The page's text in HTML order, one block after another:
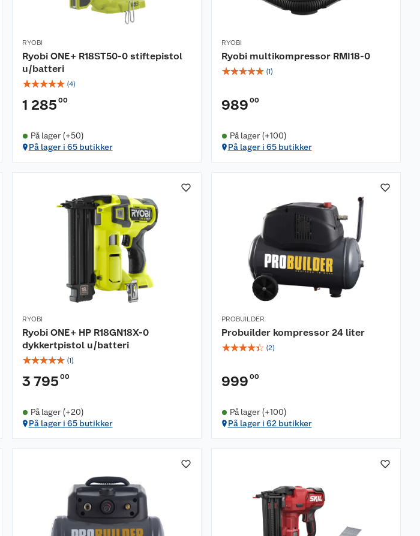
RYOBI
Ryobi ONE+ R18ST50-0 stiftepistol
u/batteri
☆☆☆☆☆ (4)
1 285 00
På lager (+50)
På lager i 65 butikker
RYOBI
Ryobi multikompressor RMI18-0
☆☆☆☆☆ (1)
989 00
På lager (+100)
På lager i 65 butikker
RYOBI
Ryobi ONE+ HP R18GN18X-0
dykkertpistol u/batteri
☆☆☆☆☆ (1)
3 795 00
På lager (+20)
På lager i 65 butikker
PROBUILDER
Probuilder kompressor 24 liter
☆☆☆☆☆ (2)
999 00
På lager (+100)
På lager i 62 butikker